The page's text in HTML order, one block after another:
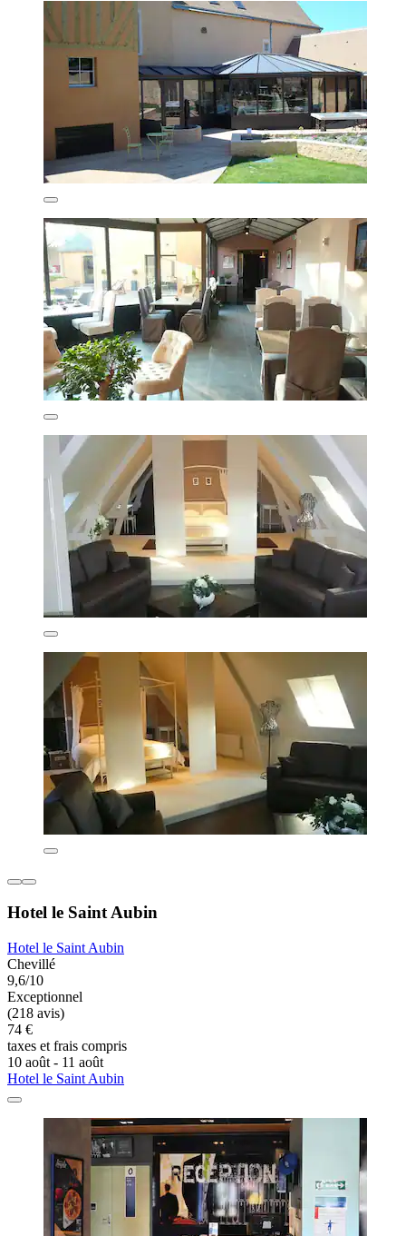
Hotel le Saint Aubin
Hotel le Saint Aubin
Chevillé
9,6/10
Exceptionnel
(218 avis)
74 €
taxes et frais compris
10 août - 11 août
Hotel le Saint Aubin